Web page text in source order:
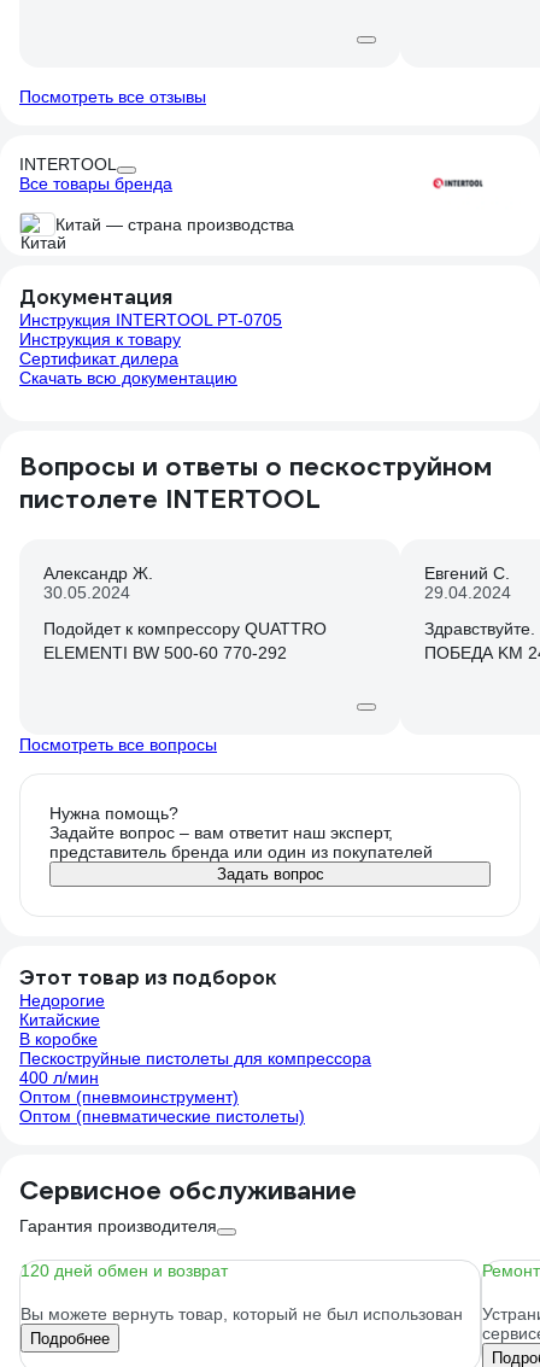
большим давлением.
Посмотреть все отзывы
INTERTOOL
Все товары бренда
Китай — страна производства
Документация
Инструкция INTERTOOL PT-0705
Инструкция к товару
Сертификат дилера
Скачать всю документацию
Вопросы и ответы о пескоструйном
пистолете INTERTOOL
Александр Ж.
30.05.2024
Подойдет к компрессору QUATTRO
ELEMENTI BW 500-60 770-292
Евгений С.
29.04.2024
Здравствуйте.
ПОБЕДА KM
Посмотреть все вопросы
Нужна помощь?
Задайте вопрос – вам ответит наш эксперт,
представитель бренда или один из покупателей
Задать вопрос
Этот товар из подборок
Недорогие
Китайские
В коробке
Пескоструйные пистолеты для компрессора
400 л/мин
Оптом (пневмоинструмент)
Оптом (пневматические пистолеты)
Сервисное обслуживание
Гарантия производителя
120 дней обмен и возврат
Вы можете вернуть товар, который не был использован
Подробнее